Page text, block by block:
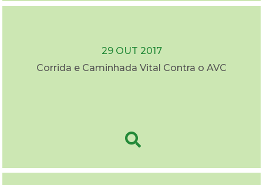
29 OUT 2017
Corrida e Caminhada Vital Contra o AVC